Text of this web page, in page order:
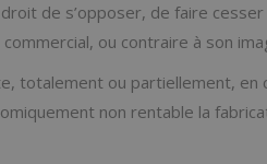
de s’opposer, de faire
ou contraire à son
totalement ou partiellement,
non rentable la